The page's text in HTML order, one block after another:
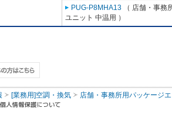
PUG-P8MHA13 （ 店舗・事務
ユニット 中温用 ）
[業務用]空調・換気 店舗・事務所用パッケージ